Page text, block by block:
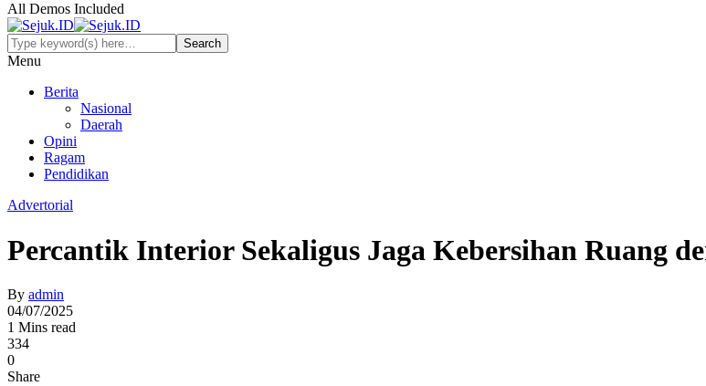
All Demos Included
Menu
Berita
Nasional
Daerah
Opini
Ragam
Pendidikan
Advertorial
Percantik Interior Sekaligus Jaga Kebersihan Ruang
By admin
04/07/2025
1 Mins read
334
0
Share